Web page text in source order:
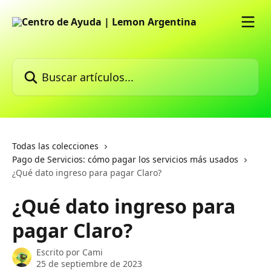
Todas las colecciones
Pago de Servicios: cómo pagar los servicios más usados
¿Qué dato ingreso para pagar Claro?
¿Qué dato ingreso para
pagar Claro?
Escrito por Cami
25 de septiembre de 2023